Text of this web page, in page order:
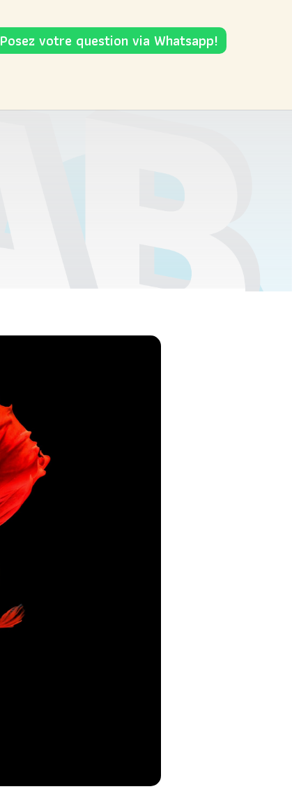
Posez votre question via Whatsapp!